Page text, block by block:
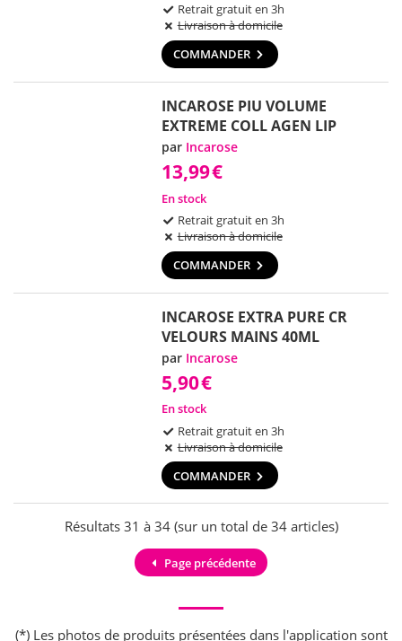
Retrait gratuit en 3h
Livraison à domicile
COMMANDER
INCAROSE PIU VOLUME
EXTREME COLL AGEN LIP
par Incarose
13,99€
En stock
Retrait gratuit en 3h
Livraison à domicile
COMMANDER
INCAROSE EXTRA PURE CR
VELOURS MAINS 40ML
par Incarose
5,90€
En stock
Retrait gratuit en 3h
Livraison à domicile
COMMANDER
Résultats 31 à 34 (sur un total de 34 articles)
Page précédente
(*) Les photos de produits présentées dans l'application sont